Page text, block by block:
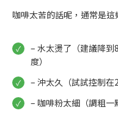
咖啡太苦的話呢，通常是這
– 水太燙了（建議降
度）
– 沖太久（試試控制在2
– 咖啡粉太細（調粗一